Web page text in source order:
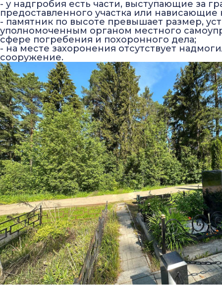
- у надгробия есть части, выступающие за
предоставленного участка или нависающие
- памятник по высоте превышает размер,
уполномоченным органом местного
сфере погребения и похоронного дела;
- на месте захоронения отсутствует
сооружение.